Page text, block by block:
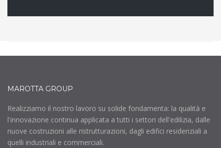
MAROTTA GROUP
Realizziamo il nostro lavoro su solide fondamenta: la qualità e
l'innovazione continua applicata a tutti i settori dell'edilizia, dalle
nuove costruzioni alle ristrutturazioni, dagli edifici residenziali a
quelli industriali e commerciali.